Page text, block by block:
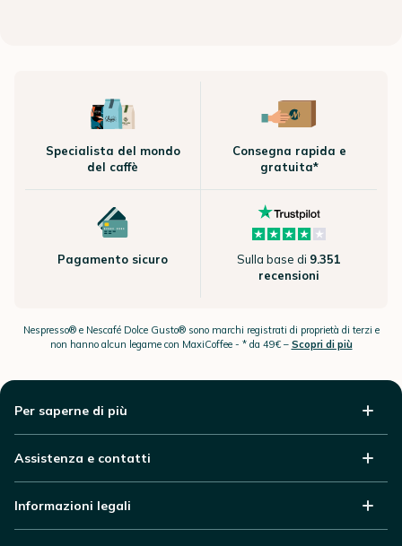
Specialista del mondo
del caffè
Consegna rapida e
gratuita*
Pagamento sicuro Sulla base di 9.351
recensioni
Nespresso® e Nescafé Dolce Gusto® sono marchi registrati di proprietà di terzi e
non hanno alcun legame con MaxiCoffee - * da 49€ – Scopri di più
Per saperne di più
Assistenza e contatti
Informazioni legali